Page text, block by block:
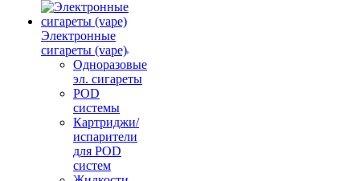
Электронные
сигареты (vape)
Одноразовые
эл. сигареты
POD
системы
Картриджи/
испарители
для POD
систем